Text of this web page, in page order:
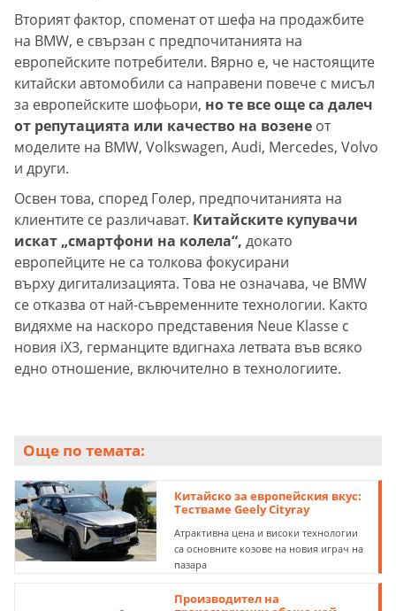
Вторият фактор, споменат от шефа на продажбите
на BMW, е свързан с предпочитанията на
европейските потребители. Вярно е, че настоящите
китайски автомобили са направени повече с мисъл
за европейските шофьори, но те все още са далеч
от репутацията или качество на возене от
моделите на BMW, Volkswagen, Audi, Mercedes, Volvo
и други.
Освен това, според Голер, предпочитанията на
клиентите се различават. Китайските купувачи
искат „смартфони на колела“, докато
европейците не са толкова фокусирани
върху дигитализацията. Това не означава, че BMW
се отказва от най-съвременните технологии. Както
видяхме на наскоро представения Neue Klasse с
новия iX3, германците вдигнаха летвата във всяко
едно отношение, включително в технологиите.
Още по темата:
Китайско за европейския вкус:
Тестваме Geely Cityray
Атрактивна цена и високи технологии
са основните козове на новия играч на
пазара
Производител на